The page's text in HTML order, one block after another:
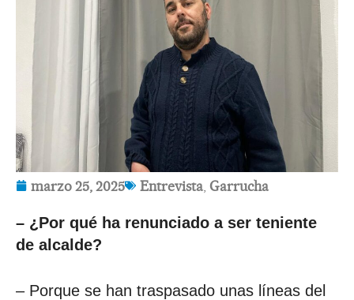
marzo 25, 2025 Entrevista Garrucha
– ¿Por qué ha renunciado a ser teniente
de alcalde?
– Porque se han traspasado unas líneas del